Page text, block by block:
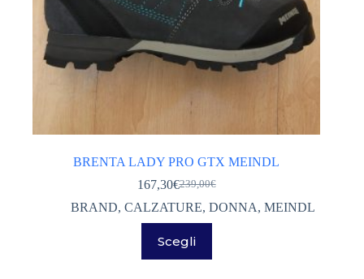
BRENTA LADY PRO GTX MEINDL
239,00€
Il
prezzo
era:
239,00€.
167,30€Il
prezzo
167,30€.
BRAND, CALZATURE, DONNA, MEINDL
Scegli
prodotto
ha